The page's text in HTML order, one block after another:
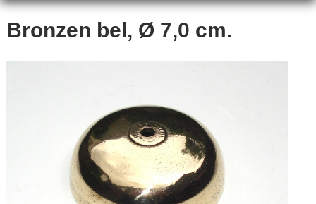
Bronzen bel, Ø 7,0 cm.